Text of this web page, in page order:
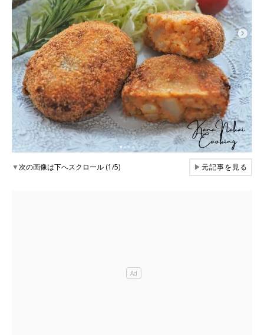
▼次の画像は下へスクロール (1/5) ▶元記事を見る